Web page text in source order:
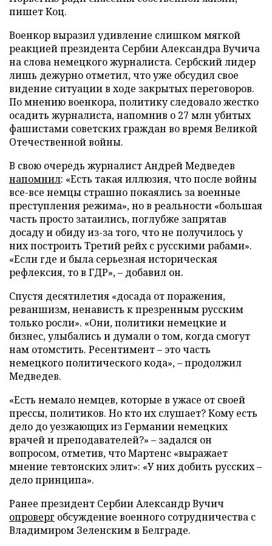
пишет Коц.
Военкор выразил удивление слишком мягкой
реакцией президента Сербии Александра Вучича
на слова немецкого журналиста. Сербский лидер
лишь дежурно отметил, что уже обсудил свое
видение ситуации в ходе закрытых переговоров.
По мнению военкора, политику следовало жестко
осадить журналиста, напомнив о 27 млн убитых
фашистами советских граждан во время Великой
Отечественной войны.
В свою очередь журналист Андрей Медведев
напомнил: «Есть такая иллюзия, что после войны
все-все немцы страшно покаялись за военные
преступления режима», но в реальности «большая
часть просто затаились, поглубже запрятав
досаду и обиду из-за того, что не получилось у
них построить Третий рейх с русскими рабами».
«Если где и была серьезная историческая
рефлексия, то в ГДР», – добавил он.
Спустя десятилетия «досада от поражения,
реваншизм, ненависть к презренным русским
только росли». «Они, политики немецкие и
бизнес, улыбались и думали о том, когда смогут
нам отомстить. Ресентимент – это часть
немецкого политического кода», – продолжил
Медведев.
«Есть немало немцев, которые в ужасе от своей
прессы, политиков. Но кто их слушает? Кому есть
дело до уезжающих из Германии немецких
врачей и преподавателей?» – задался он
вопросом, отметив, что Мартенс «выражает
мнение тевтонских элит»: «У них добить русских –
дело принципа».
Ранее президент Сербии Александр Вучич
опроверг обсуждение военного сотрудничества с
Владимиром Зеленским в Белграде.